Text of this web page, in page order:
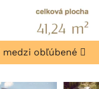
medzi obľúbené